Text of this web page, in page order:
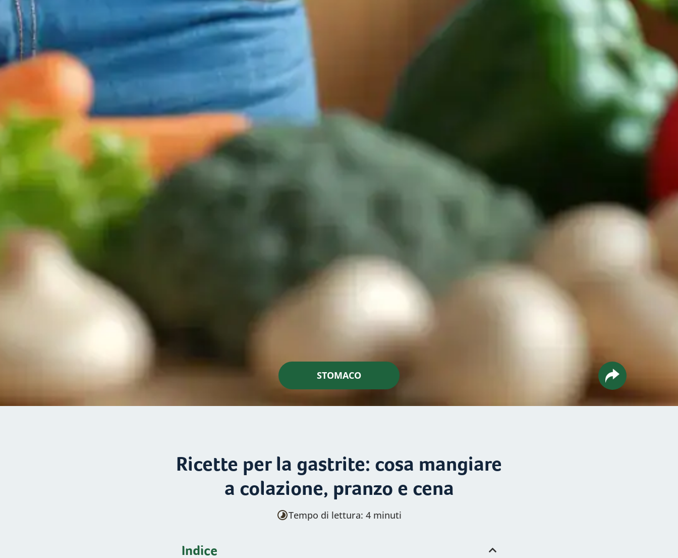
STOMACO
Ricette per la gastrite: cosa mangiare
a colazione, pranzo e cena
Tempo di lettura: 4 minuti
Indice